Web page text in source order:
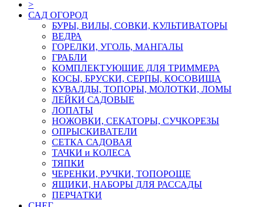
>
САД ОГОРОД
БУРЫ, ВИЛЫ, СОВКИ, КУЛЬТИВАТОРЫ
ВЕДРА
ГОРЕЛКИ, УГОЛЬ, МАНГАЛЫ
ГРАБЛИ
КОМПЛЕКТУЮШИЕ ДЛЯ ТРИММЕРА
КОСЫ, БРУСКИ, СЕРПЫ, КОСОВИЩА
КУВАЛДЫ, ТОПОРЫ, МОЛОТКИ, ЛОМЫ
ЛЕЙКИ САДОВЫЕ
ЛОПАТЫ
НОЖОВКИ, СЕКАТОРЫ, СУЧКОРЕЗЫ
ОПРЫСКИВАТЕЛИ
СЕТКА САДОВАЯ
ТАЧКИ и КОЛЕСА
ТЯПКИ
ЧЕРЕНКИ, РУЧКИ, ТОПОРОЩЕ
ЯЩИКИ, НАБОРЫ ДЛЯ РАССАДЫ
ПЕРЧАТКИ